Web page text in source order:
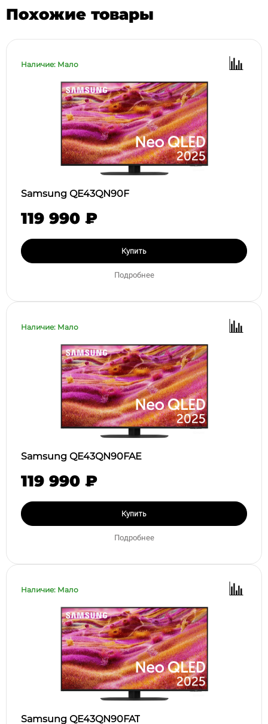
Похожие товары
Наличие: Мало
Samsung QE43QN90F
119 990 ₽
Купить
Подробнее
Наличие: Мало
Samsung QE43QN90FAE
119 990 ₽
Купить
Подробнее
Наличие: Мало
Samsung QE43QN90FAT